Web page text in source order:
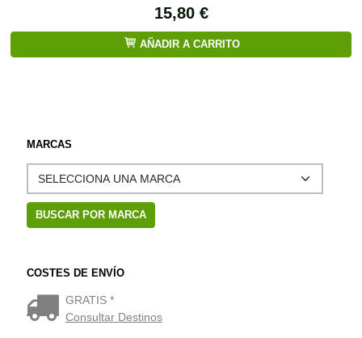
MARCAS
COSTES DE ENVÍO
GRATIS *
Consultar Destinos
15,80 €
AÑADIR A CARRITO